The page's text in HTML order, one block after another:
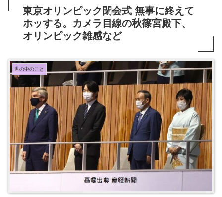
東京オリンピック閉会式 無事に終えて
ホッする。カメラ目線の秋篠宮殿下、
オリンピック雑感など
世の中のこと